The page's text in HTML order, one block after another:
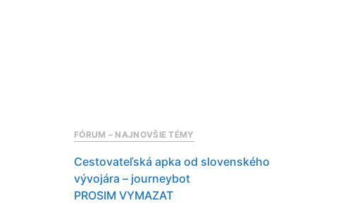
FÓRUM – NAJNOVŠIE TÉMY
Cestovateľská apka od slovenského
vývojára – journeybot
PROSIM VYMAZAT